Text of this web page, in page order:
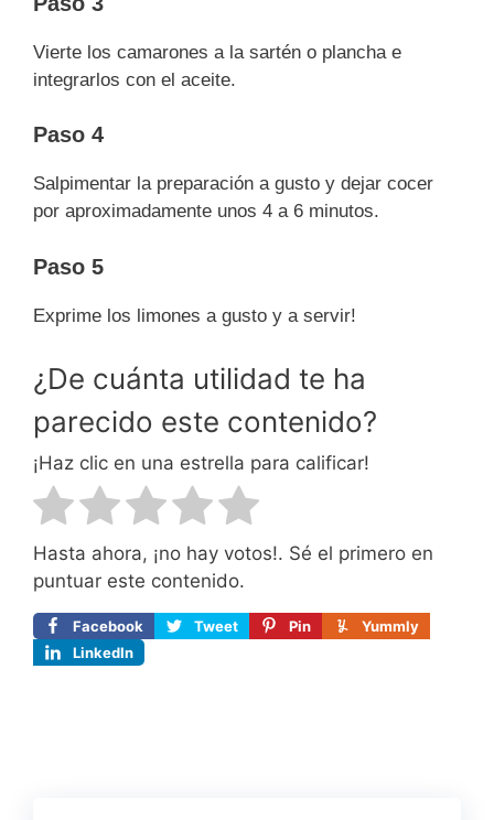
Vierte los camarones a la sartén o plancha e
integrarlos con el aceite.
Paso 4
Salpimentar la preparación a gusto y dejar cocer
por aproximadamente unos 4 a 6 minutos.
Paso 5
Exprime los limones a gusto y a servir!
¿De cuánta utilidad te ha
parecido este contenido?
¡Haz clic en una estrella para calificar!
Hasta ahora, ¡no hay votos!. Sé el primero en
puntuar este contenido.
Facebook Tweet Pin
Yummly
LinkedIn